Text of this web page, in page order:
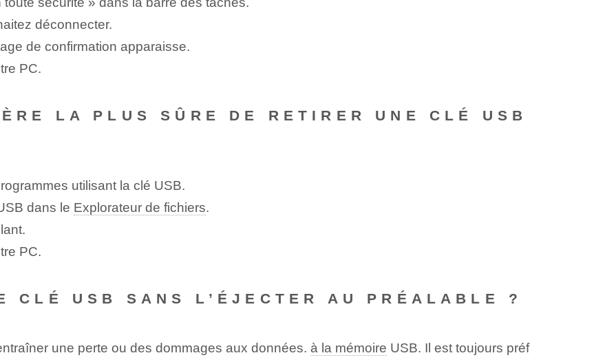
déconnecter.
de confirmation apparaisse.
PC.
LA PLUS SÛRE DE RETIRER UNE CLÉ USB
utilisant la clé USB.
dans le Explorateur de fichiers.
PC.
CLÉ USB SANS L’ÉJECTER AU PRÉALABLE ?
une perte ou des dommages aux données. à la mémoire USB. Il est toujours préf